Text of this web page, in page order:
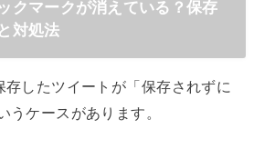
クマークが消えている？保存
対処法
存したツイートが「保存されずに
うケースがあります。